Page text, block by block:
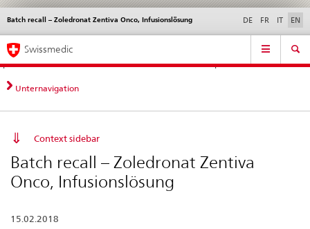
Direct
navigation:
news,
legal
contact
News &
standards
Contact | Support &
Help
Batch recall – Zoledronat Zentiva Onco, Infusionslösung
Languages DE FR IT EN
Service
Main
Navigation
Swissmedic
Unternavigation
Context sidebar
Batch recall – Zoledronat Zentiva
Onco, Infusionslösung
15.02.2018